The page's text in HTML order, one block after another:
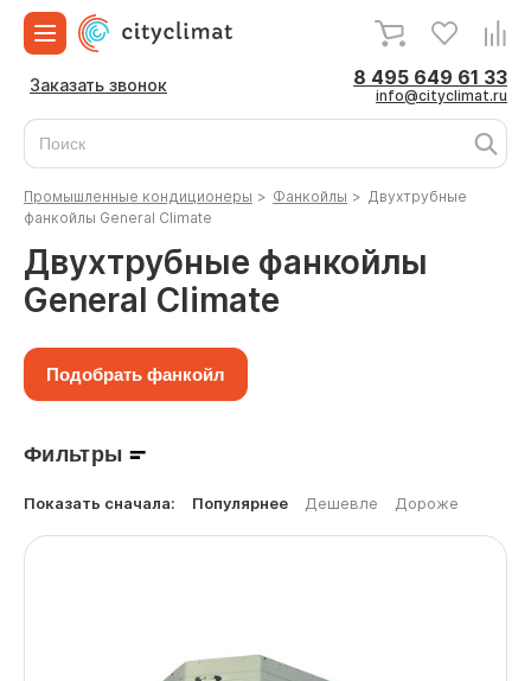
Заказать звонок 8 495 649 61 33
info@cityclimat.ru
Промышленные кондиционеры > Фанкойлы > Двухтрубные
фанкойлы General Climate
Двухтрубные фанкойлы
General Climate
Подобрать фанкойл
Фильтры
Показать сначала: Популярнее Дешевле Дороже